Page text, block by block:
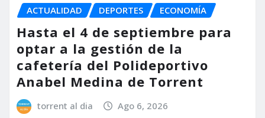
ACTUALIDAD DEPORTES ECONOMÍA
Hasta el 4 de septiembre para
optar a la gestión de la
cafetería del Polideportivo
Anabel Medina de Torrent
torrent al dia Ago 6, 2026